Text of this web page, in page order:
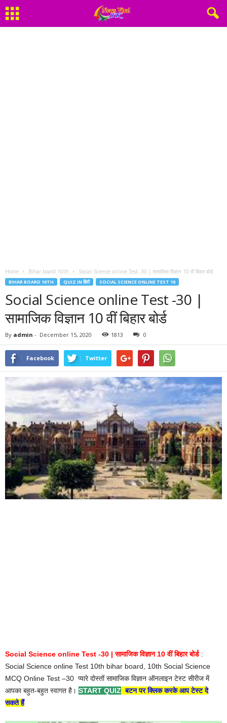
Home Bihar board 10th Social Science online Test -30 | सामाजिक विज्ञान 10 वीं बिहार बोर्ड
BIHAR BOARD 10TH QUIZ IN हिंदी SOCIAL SCIENCE ONLINE TEST 10
Social Science online Test -30 |
सामाजिक विज्ञान 10 वीं बिहार बोर्ड
By admin - December 15, 2020 1813 0
Facebook Twitter
Social Science online Test -30 | सामाजिक विज्ञान 10 वीं बिहार बोर्ड :
Social Science online Test 10th bihar board, 10th Social Science
MCQ Online Test –30 प्यारे दोस्तों सामाजिक विज्ञान ऑनलाइन टेस्ट सीरीज में
आपका बहुत-बहुत स्वागत है। START QUIZ बटन पर क्लिक करके आप टेस्ट दे
सकते हैं